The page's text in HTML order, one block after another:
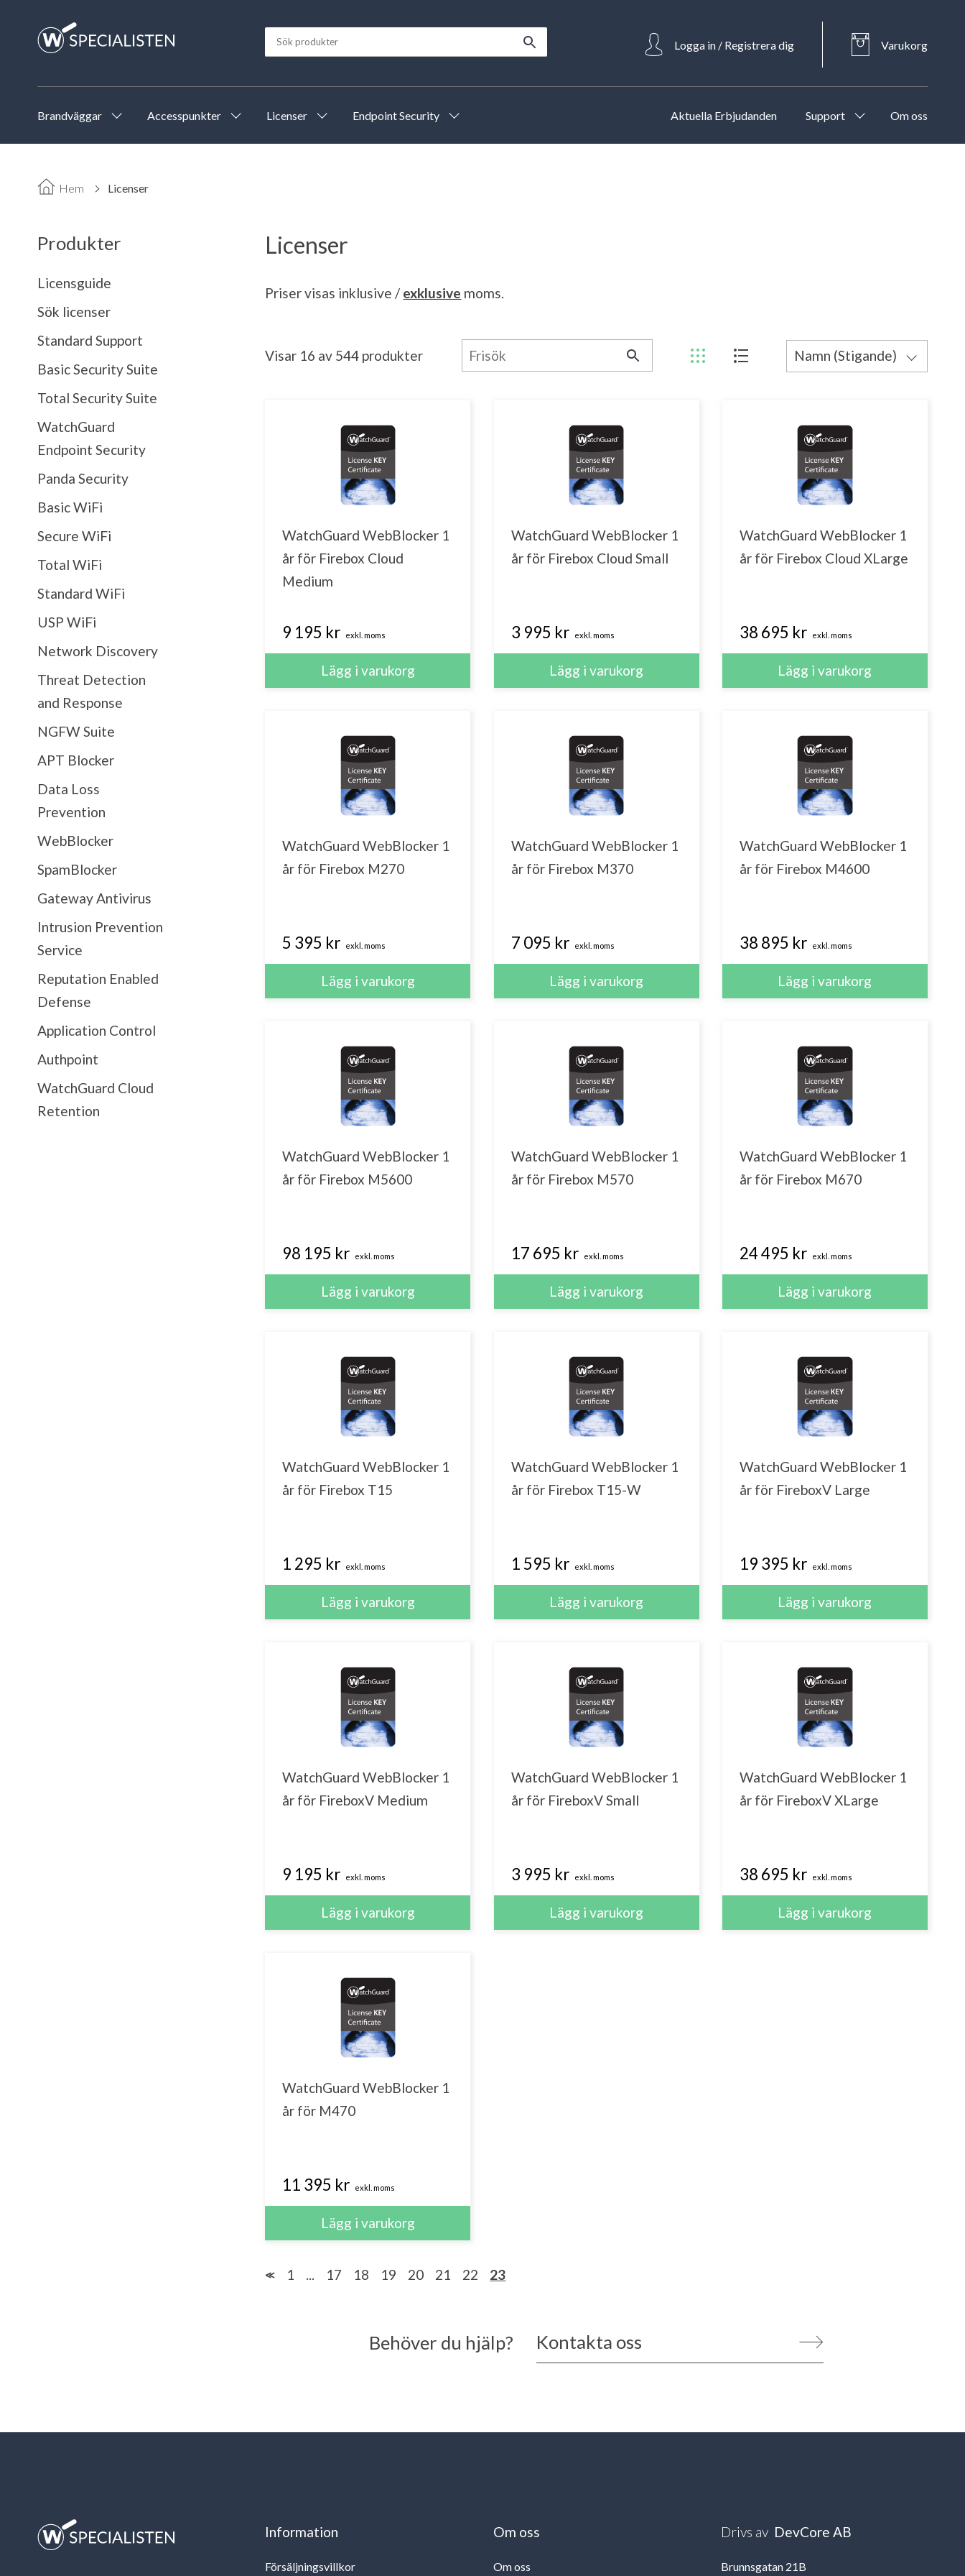
Logga in / Registrera dig Varukorg
Brandväggar Accesspunkter Licenser Endpoint Security Aktuella Erbjudanden Support Om oss
Hem Licenser
Produkter
Licensguide
Sök licenser
Standard Support
Basic Security Suite
Total Security Suite
WatchGuard
Endpoint Security
Panda Security
Basic WiFi
Secure WiFi
Total WiFi
Standard WiFi
USP WiFi
Network Discovery
Threat Detection
and Response
NGFW Suite
APT Blocker
Data Loss
Prevention
WebBlocker
SpamBlocker
Gateway Antivirus
Intrusion Prevention
Service
Reputation Enabled
Defense
Application Control
Authpoint
WatchGuard Cloud
Retention
Licenser
Priser visas inklusive / exklusive moms.
Visar 16 av 544 produkter
Namn (Stigande)
Namn (Fallande)
WatchGuard WebBlocker 1
år för Firebox Cloud
Medium
9 195 kr exkl. moms
WatchGuard WebBlocker 1
år för Firebox Cloud Small
3 995 kr exkl. moms
WatchGuard WebBlocker 1
år för Firebox Cloud XLarge
38 695 kr exkl. moms
WatchGuard WebBlocker 1
år för Firebox M270
5 395 kr exkl. moms
WatchGuard WebBlocker 1
år för Firebox M370
7 095 kr exkl. moms
WatchGuard WebBlocker 1
år för Firebox M4600
38 895 kr exkl. moms
WatchGuard WebBlocker 1
år för Firebox M5600
98 195 kr exkl. moms
WatchGuard WebBlocker 1
år för Firebox M570
17 695 kr exkl. moms
WatchGuard WebBlocker 1
år för Firebox M670
24 495 kr exkl. moms
WatchGuard WebBlocker 1
år för Firebox T15
1 295 kr exkl. moms
WatchGuard WebBlocker 1
år för Firebox T15-W
1 595 kr exkl. moms
WatchGuard WebBlocker 1
år för FireboxV Large
19 395 kr exkl. moms
WatchGuard WebBlocker 1
år för FireboxV Medium
9 195 kr exkl. moms
WatchGuard WebBlocker 1
år för FireboxV Small
3 995 kr exkl. moms
WatchGuard WebBlocker 1
år för FireboxV XLarge
38 695 kr exkl. moms
WatchGuard WebBlocker 1
år för M470
11 395 kr exkl. moms
≪ 1 ... 17 18 19 20 21 22 23
Behöver du hjälp? Kontakta oss
Information
Försäljningsvillkor
Om oss
Om oss
Drivs av DevCore AB
Brunnsgatan 21B